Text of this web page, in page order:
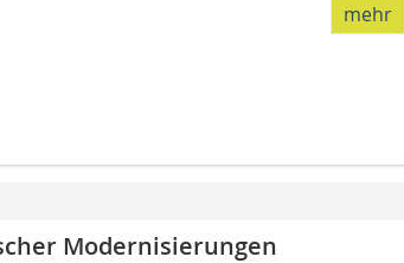
mehr
Modernisierungen